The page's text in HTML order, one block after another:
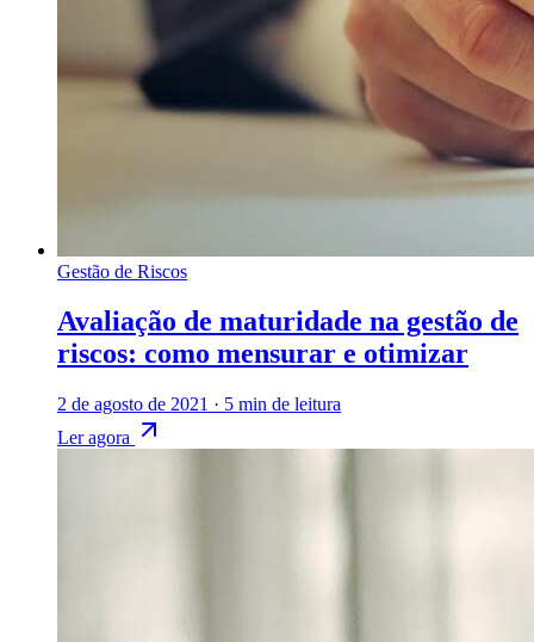
Gestão de Riscos
Avaliação de maturidade na gestão de
riscos: como mensurar e otimizar
2 de agosto de 2021 · 5 min de leitura
Ler agora